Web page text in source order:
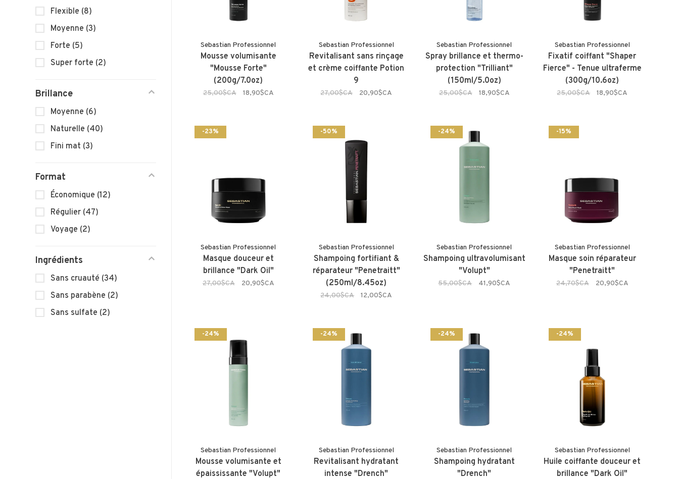
Flexible (8)
Moyenne (3)
Forte (5)
Super forte (2)
Brillance
Moyenne (6)
Naturelle (40)
Fini mat (3)
Format
Économique (12)
Régulier (47)
Voyage (2)
Ingrédients
Sans cruauté (34)
Sans parabène (2)
Sans sulfate (2)
Sebastian Professionnel
Mousse volumisante
"Mousse Forte"
(200g/7.0oz)
25,00$CA 18,90$CA
Sebastian Professionnel
Revitalisant sans rinçage
et crème coiffante Potion
9
27,00$CA 20,90$CA
Sebastian Professionnel
Spray brillance et thermo-
protection "Trilliant"
(150ml/5.0oz)
25,00$CA 18,90$CA
Sebastian Professionnel
Fixatif coiffant "Shaper
Fierce" - Tenue ultraferme
(300g/10.6oz)
25,00$CA 18,90$CA
-23%
Sebastian Professionnel
Masque douceur et
brillance "Dark Oil"
27,00$CA 20,90$CA
-50%
Sebastian Professionnel
Shampoing fortifiant &
réparateur "Penetraitt"
(250ml/8.45oz)
24,00$CA 12,00$CA
-24%
Sebastian Professionnel
Shampoing ultravolumisant
"Volupt"
55,00$CA 41,90$CA
-15%
Sebastian Professionnel
Masque soin réparateur
"Penetraitt"
24,70$CA 20,90$CA
-24%
Sebastian Professionnel
Mousse volumisante et
épaississante "Volupt"
-24%
Sebastian Professionnel
Revitalisant hydratant
intense "Drench"
-24%
Sebastian Professionnel
Shampoing hydratant
"Drench"
-24%
Sebastian Professionnel
Huile coiffante douceur et
brillance "Dark Oil"